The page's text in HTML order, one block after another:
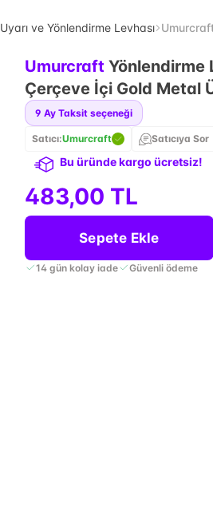
Uyarı ve Yönlendirme Levhası
Umurcraft Yönlendirme
Çerçeve İçi Gold Metal
9 Ay Taksit seçeneği
Satıcı:Umurcraft Satıcıya Sor
Bu üründe kargo ücretsiz!
483,00 TL
Sepete Ekle
14 gün kolay iade Güvenli ödeme